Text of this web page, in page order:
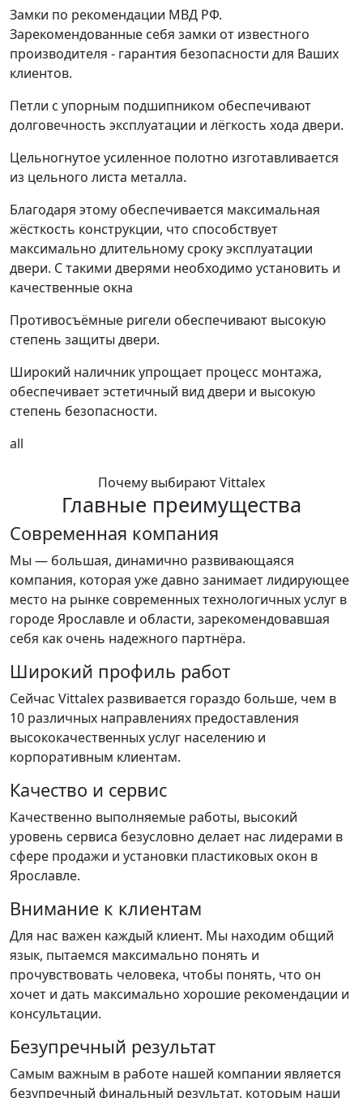
Замки по рекомендации МВД РФ.
Зарекомендованные себя замки от известного
производителя - гарантия безопасности для Ваших
клиентов.
Петли с упорным подшипником обеспечивают
долговечность эксплуатации и лёгкость хода двери.
Цельногнутое усиленное полотно изготавливается
из цельного листа металла.
Благодаря этому обеспечивается максимальная
жёсткость конструкции, что способствует
максимально длительному сроку эксплуатации
двери. С такими дверями необходимо установить и
качественные окна
Противосъёмные ригели обеспечивают высокую
степень защиты двери.
Широкий наличник упрощает процесс монтажа,
обеспечивает эстетичный вид двери и высокую
степень безопасности.
all
Почему выбирают Vittalex
Главные преимущества
Современная компания
Мы — большая, динамично развивающаяся
компания, которая уже давно занимает лидирующее
место на рынке современных технологичных услуг в
городе Ярославле и области, зарекомендовавшая
себя как очень надежного партнёра.
Широкий профиль работ
Сейчас Vittalex развивается гораздо больше, чем в
10 различных направлениях предоставления
высококачественных услуг населению и
корпоративным клиентам.
Качество и сервис
Качественно выполняемые работы, высокий
уровень сервиса безусловно делает нас лидерами в
сфере продажи и установки пластиковых окон в
Ярославле.
Внимание к клиентам
Для нас важен каждый клиент. Мы находим общий
язык, пытаемся максимально понять и
прочувствовать человека, чтобы понять, что он
хочет и дать максимально хорошие рекомендации и
консультации.
Безупречный результат
Самым важным в работе нашей компании является
безупречный финальный результат, которым наши